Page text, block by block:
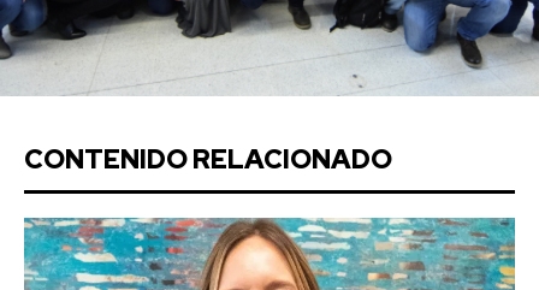
CONTENIDO RELACIONADO